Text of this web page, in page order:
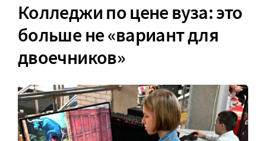
Колледжи по цене вуза: это
больше не «вариант для
двоечников»